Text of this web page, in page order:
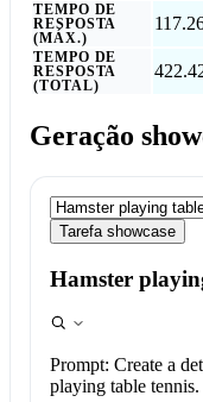
TEMPO DE
RESPOSTA
(MÁX.)
TEMPO DE
RESPOSTA
(TOTAL)
Geração
Tarefa showcase
Hamster
Prompt: Create a
playing table tennis.